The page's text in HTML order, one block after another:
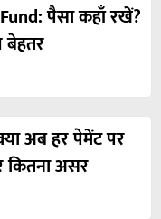
पैसा कहाँ रखें?
बेहतर
अब हर पेमेंट पर
असर